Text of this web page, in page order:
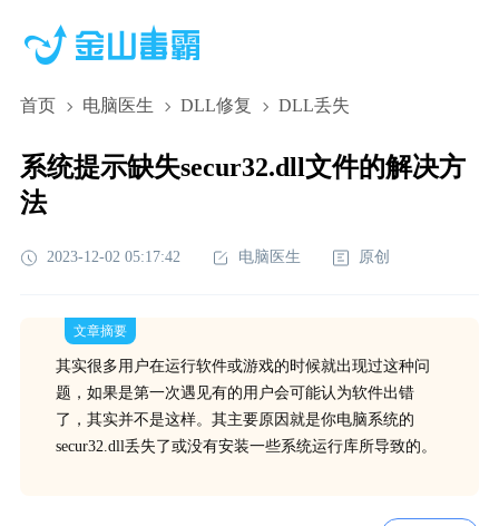
首页 电脑医生 DLL修复 DLL丢失
系统提示缺失secur32.dll文件的解决方
法
2023-12-02 05:17:42 电脑医生 原创
文章摘要
其实很多用户在运行软件或游戏的时候就出现过这种问
题，如果是第一次遇见有的用户会可能认为软件出错
了，其实并不是这样。其主要原因就是你电脑系统的
secur32.dll丢失了或没有安装一些系统运行库所导致的。